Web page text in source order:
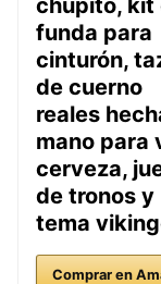
funda para
cinturón,
de cuerno
reales
mano para
cerveza,
de tronos y
tema
Comprar en